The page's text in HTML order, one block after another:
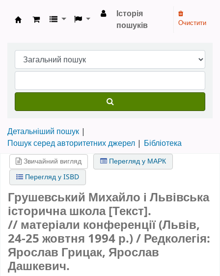
Бібліотека НТШ › Електронний каталог
Історія
пошуків
Очистити
Детальніший пошук
Пошук серед авторитетних джерел
Бібліотека
Звичайний вигляд
Перегляд у МАРК
Перегляд у ISBD
Грушевський Михайло і Львівська
історична школа [Текст].
// матеріали конференції (Львів,
24-25 жовтня 1994 р.) / Редколегія:
Ярослав Грицак, Ярослав
Дашкевич.